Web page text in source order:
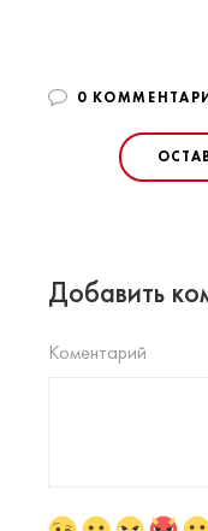
0
Добавить
Коментарий